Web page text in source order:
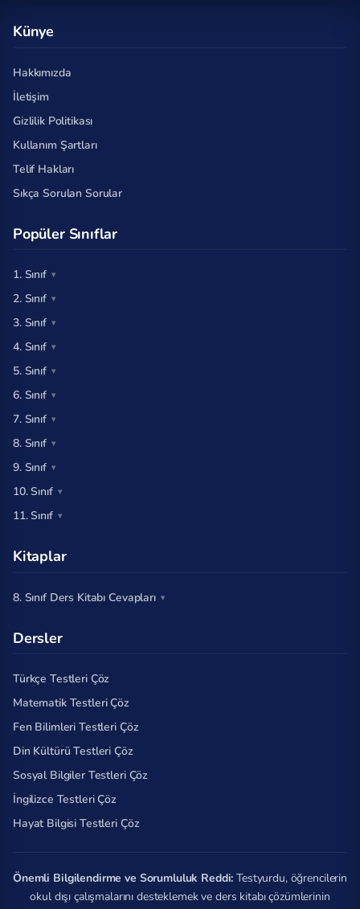
Künye
Hakkımızda
İletişim
Gizlilik Politikası
Kullanım Şartları
Telif Hakları
Sıkça Sorulan Sorular
Popüler Sınıflar
1. Sınıf
2. Sınıf
3. Sınıf
4. Sınıf
5. Sınıf
6. Sınıf
7. Sınıf
8. Sınıf
9. Sınıf
10. Sınıf
11. Sınıf
Kitaplar
8. Sınıf Ders Kitabı Cevapları
Dersler
Türkçe Testleri Çöz
Matematik Testleri Çöz
Fen Bilimleri Testleri Çöz
Din Kültürü Testleri Çöz
Sosyal Bilgiler Testleri Çöz
İngilizce Testleri Çöz
Hayat Bilgisi Testleri Çöz
Önemli Bilgilendirme ve Sorumluluk Reddi: Testyurdu, öğrencilerin
okul dışı çalışmalarını desteklemek ve ders kitabı çözümlerinin